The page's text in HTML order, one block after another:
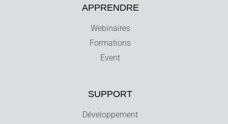
APPRENDRE
Webinaires
Formations
Event
SUPPORT
Développement